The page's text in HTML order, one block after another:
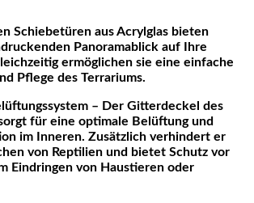
Schiebetüren aus Acrylglas bieten
Panoramablick auf Ihre
ermöglichen sie eine einfache
Pflege des Terrariums.
– Der Gitterdeckel des
für eine optimale Belüftung und
im Inneren. Zusätzlich verhindert er
von Reptilien und bietet Schutz vor
Eindringen von Haustieren oder